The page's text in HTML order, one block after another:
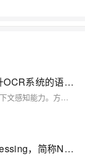
如何结合NLP（自然语言处理）技术提升OCR系统的语义理解和上下文感知能力？
通过结合NLP技术，提升OCR系统的语义理解和上下文感知能力。方法包括集成NLP模块、文本预处理、语义特征提取、上下文推理及引入领域知识库。代码示例展示了如何使用Tesseract进行OCR识别，并通过BERT模型进行语义理解和纠错，最终提高文本识别的准确性。相关API如医疗电子发票验真、车险保单识别等可进一步增强应用效果。
自然语言处理（Natural Language Processing，简称NLP）